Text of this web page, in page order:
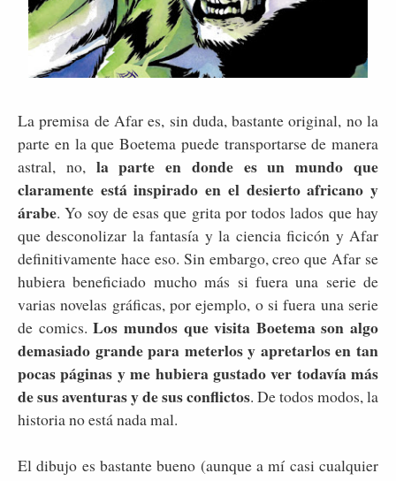
La premisa de Afar es, sin duda, bastante original, no la
parte en la que Boetema puede transportarse de manera
astral, no, la parte en donde es un mundo que
claramente está inspirado en el desierto africano y
árabe. Yo soy de esas que grita por todos lados que hay
que desconolizar la fantasía y la ciencia ficicón y Afar
definitivamente hace eso. Sin embargo, creo que Afar se
hubiera beneficiado mucho más si fuera una serie de
varias novelas gráficas, por ejemplo, o si fuera una serie
de comics.Los mundos que visita Boetema son algo
demasiado grande para meterlos y apretarlos en tan
pocas páginas y me hubiera gustado ver todavía más
de sus aventuras y de sus conflictos. De todos modos, la
historia no está nada mal.
El dibujo es bastante bueno (aunque a mí casi cualquier